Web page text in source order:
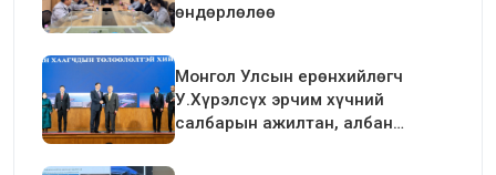
өндөрлөлөө
Монгол Улсын ерөнхийлөгч
У.Хүрэлсүх эрчим хүчний
салбарын ажилтан, албан